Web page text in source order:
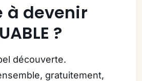
à devenir
?
découverte.
gratuitement,